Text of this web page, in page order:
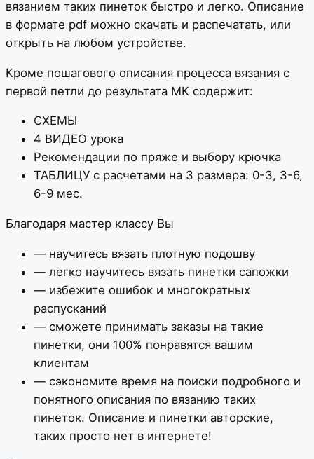
вязанием таких пинеток быстро и легко. Описание
в формате pdf можно скачать и распечатать, или
открыть на любом устройстве.
Кроме пошагового описания процесса вязания с
первой петли до результата МК содержит:
СХЕМЫ
4 ВИДЕО урока
Рекомендации по пряже и выбору крючка
ТАБЛИЦУ с расчетами на 3 размера: 0-3, 3-6,
6-9 мес.
Благодаря мастер классу Вы
— научитесь вязать плотную подошву
— легко научитесь вязать пинетки сапожки
— избежите ошибок и многократных
распусканий
— сможете принимать заказы на такие
пинетки, они 100% понравятся вашим
клиентам
— сэкономите время на поиски подробного и
понятного описания по вязанию таких
пинеток. Описание и пинетки авторские,
таких просто нет в интернете!